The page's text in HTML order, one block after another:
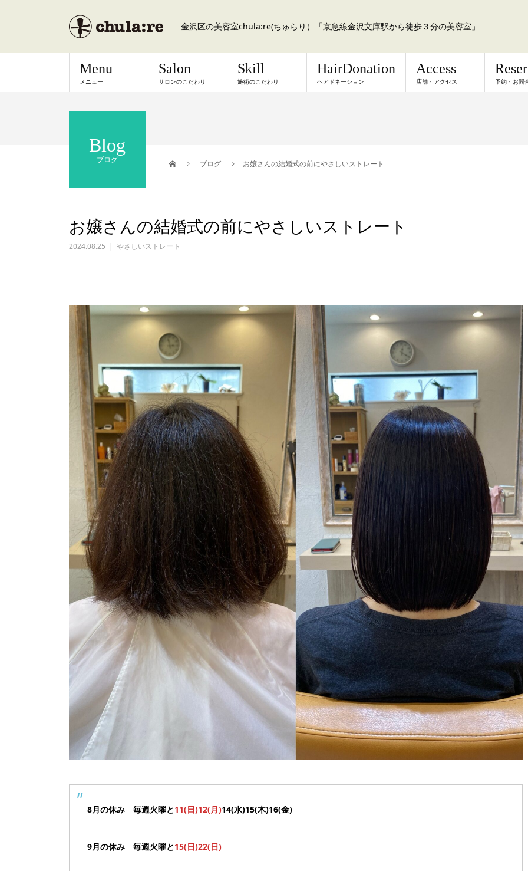
金沢区の美容室chula:re(ちゅらり）「京急線金沢文庫駅から徒歩３分の美容室」
Menu
メニュー
Salon
サロンのこだわり
Skill
施術のこだわり
HairDonation
ヘアドネーション
Access
店舗・アクセス 予約・お問
Blog
ブログ ブログ お嬢さんの結婚式の前にやさしいストレート
お嬢さんの結婚式の前にやさしいストレート
2024.08.25 やさしいストレート
8月の休み 毎週火曜と11(日)12(月)14(水)15(木)16(金)
9月の休み 毎週火曜と15(日)22(日)